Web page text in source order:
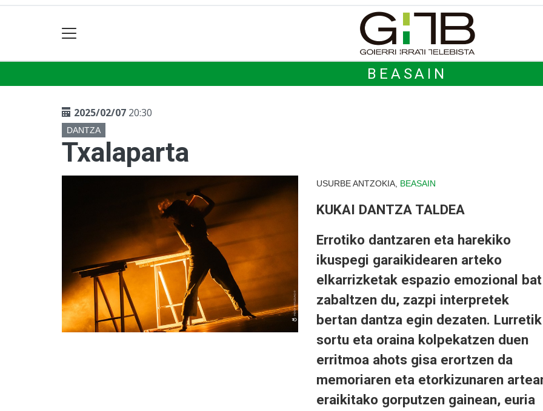
BEASAIN
2025/02/07 20:30
DANTZA
Txalaparta
USURBE ANTZOKIA, BEASAIN
KUKAI DANTZA TALDEA
Errotiko dantzaren eta harekiko
ikuspegi garaikidearen arteko
elkarrizketak espazio emozional bat
zabaltzen du, zazpi interpretek
bertan dantza egin dezaten. Lurretik
sortu eta oraina kolpekatzen duen
erritmoa ahots gisa erortzen da
memoriaren eta etorkizunaren
eraikitako gorputzen gainean, euria